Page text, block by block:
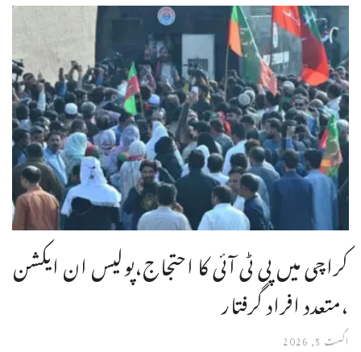
کراچی میں پی ٹی آئی کا احتجاج،پولیس ان ایکشن
،متعدد افراد گرفتار
اگست 5, 2026